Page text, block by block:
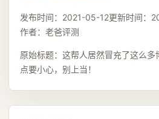
发布时间： 2021-05-12更新时间：
作者： 老爸评测
原始标题： 这帮人居然冒充了这么
点要小心，别上当！